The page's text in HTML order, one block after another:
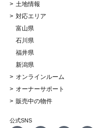
土地情報
対応エリア
富山県
石川県
福井県
新潟県
オンラインルーム
オーナーサポート
販売中の物件
公式SNS